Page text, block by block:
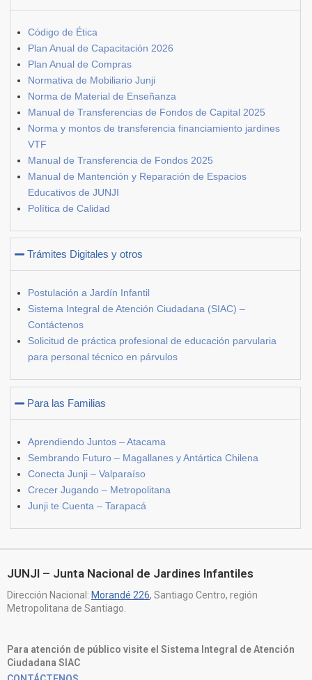
Código de Ética
Plan Anual de Capacitación 2026
Plan Anual de Compras
Normativa de Mobiliario Junji
Norma de Material de Enseñanza
Manual de Transferencias de Fondos de Capital 2025
Norma y montos de transferencia financiamiento jardines
VTF
Manual de Transferencia de Fondos 2025
Manual de Mantención y Reparación de Espacios
Educativos de JUNJI
Política de Calidad
Trámites Digitales y otros
Postulación a Jardín Infantil
Sistema Integral de Atención Ciudadana (SIAC) –
Contáctenos
Solicitud de práctica profesional de educación parvularia
para personal técnico en párvulos
Para las Familias
Aprendiendo Juntos – Atacama
Sembrando Futuro – Magallanes y Antártica Chilena
Conecta Junji – Valparaíso
Crecer Jugando – Metropolitana
Junji te Cuenta – Tarapacá
JUNJI – Junta Nacional de Jardines Infantiles
Dirección Nacional: Morandé 226, Santiago Centro, región
Metropolitana de Santiago.
Para atención de público visite el Sistema Integral de Atención
Ciudadana SIAC